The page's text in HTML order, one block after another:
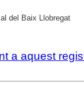
del Baix Llobregat
a aquest